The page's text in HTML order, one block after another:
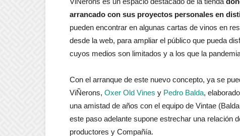
arrancado con sus proyectos personales en
pueden encontrar en algunas cartas de vinos en
desde la web, para ampliar el público que pueda
cuyos medios son limitados y a los que la
Con el arranque de este nuevo concepto, ya se
ViÑerons, Oxer Old Vines y Pedro Balda,
una amistad de años con el equipo de Vintae
este paso adelante supone estrechar una relación
productores y Compañía.